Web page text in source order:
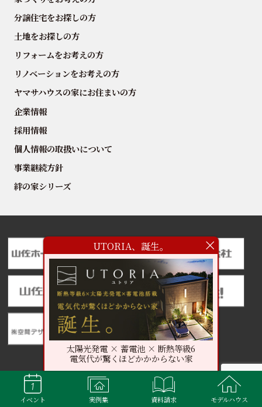
分譲住宅をお探しの方
土地をお探しの方
リフォームをお考えの方
リノベーションをお考えの方
ヤマサハウスの家にお住まいの方
企業情報
採用情報
個人情報の取扱いについて
事業継続方針
絆の家シリーズ
UTORIA、誕生。
太陽光発電 × 蓄電池 × 断熱等級6
電気代が驚くほどかかからない家
イベント 実例集 資料請求 モデルハウス